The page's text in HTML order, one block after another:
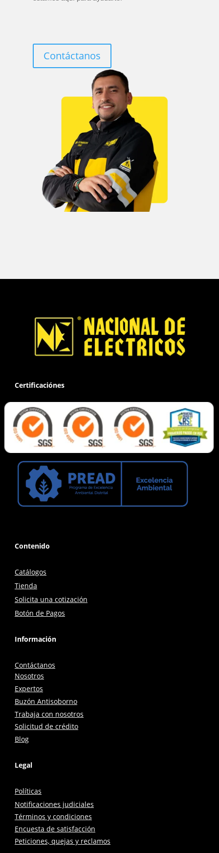
Contáctanos
Certificaciónes
Contenido
Catálogos
Tienda
Solicita una cotización
Botón de Pagos
Información
Contáctanos
Nosotros
Expertos
Buzón Antisoborno
Trabaja con nosotros
Solicitud de crédito
Blog
Legal
Políticas
Notificaciones judiciales
Términos y condiciones
Encuesta de satisfacción
Peticiones, quejas y reclamos